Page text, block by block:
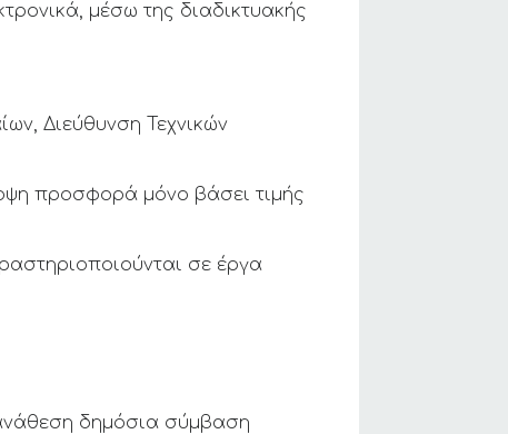
μέσω της διαδικτυακής
Διεύθυνση Τεχνικών
προσφορά μόνο βάσει τιμής
σε έργα
δημόσια σύμβαση